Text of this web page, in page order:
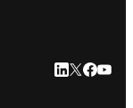
LinkedIn
Twitter